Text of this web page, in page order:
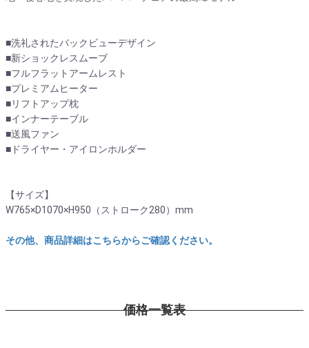
■洗礼されたバックビューデザイン
■新ショックレスムーブ
■フルフラットアームレスト
■プレミアムヒーター
■リフトアップ枕
■インナーテーブル
■送風ファン
■ドライヤー・アイロンホルダー
【サイズ】
W765×D1070×H950（ストローク280）mm
その他、商品詳細はこちらからご確認ください。
価格一覧表